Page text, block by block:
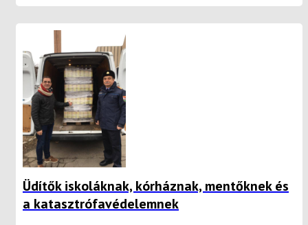
Üdítők iskoláknak, kórháznak, mentőknek és
a katasztrófavédelemnek